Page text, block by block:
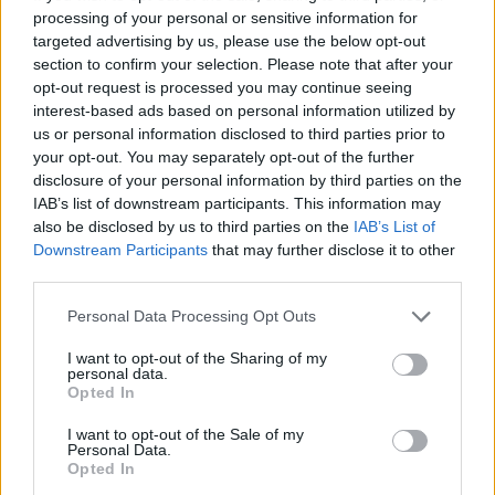
processing of your personal or sensitive information for
targeted advertising by us, please use the below opt-out
section to confirm your selection. Please note that after your
opt-out request is processed you may continue seeing
interest-based ads based on personal information utilized by
us or personal information disclosed to third parties prior to
your opt-out. You may separately opt-out of the further
disclosure of your personal information by third parties on the
IAB’s list of downstream participants. This information may
also be disclosed by us to third parties on the IAB’s List of
Downstream Participants that may further disclose it to other
Personal Data Processing Opt Outs
I want to opt-out of the Sharing of my
personal data.
Opted In
I want to opt-out of the Sale of my
Personal Data.
Opted In
Ιδιαίτερα σημαντική τομή αποτελεί η πρόβλεψη
για τα άτομα με αναπηρία, καθώς για πρώτη φορά
στο πλαίσιο του προγράμματος δίνεται η
δυνατότητα συμμετοχής σε άτομα με αναπηρία
(≥67%) και σε οικογένειες με τέκνα – άτομα με
αναπηρία ανεξαρτήτως εισοδηματικών κριτηρίων,
ενισχύοντας την ισότιμη πρόσβαση στις διακοπές
και τον κοινωνικό χαρακτήρα της πολιτικής
Επιπλέον, εισάγεται νέα στοχευμένη ενίσχυση για
τις πολύτεκνες οικογένειες, καθώς προβλέπεται
πρόσθετη επιδότηση ύψους 50 ευρώ για κάθε
έμπρακτα τις μεγάλες οικογένειες. Η συγκεκριμένη
πρόβλεψη διαφοροποιείται ουσιαστικά από το